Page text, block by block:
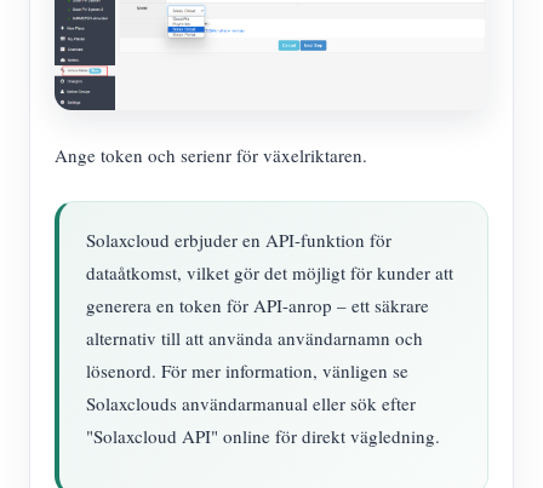
Ange token och serienr för växelriktaren.
Solaxcloud erbjuder en API-funktion för
dataåtkomst, vilket gör det möjligt för kunder att
generera en token för API-anrop – ett säkrare
alternativ till att använda användarnamn och
lösenord. För mer information, vänligen se
Solaxclouds användarmanual eller sök efter
"Solaxcloud API" online för direkt vägledning.